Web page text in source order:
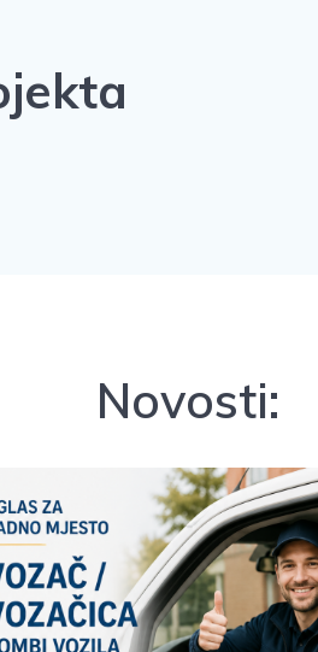
Novosti: